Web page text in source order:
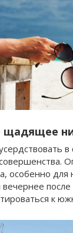
особенно
после
к